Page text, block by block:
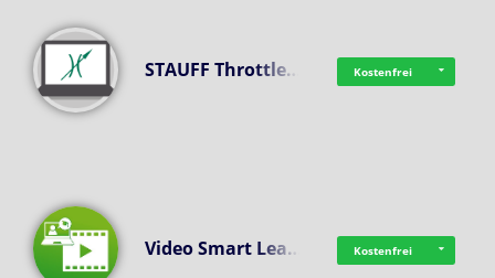
STAUFF Throttle… Kostenfrei
Video Smart Lea… Kostenfrei